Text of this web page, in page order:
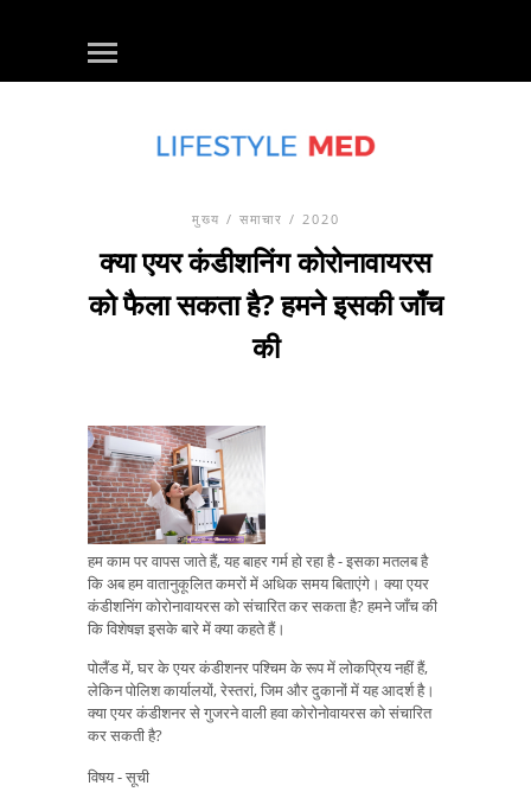
मुख्य / समाचार / 2020
क्या एयर कंडीशनिंग कोरोनावायरस
को फैला सकता है? हमने इसकी जाँच
की
हम काम पर वापस जाते हैं, यह बाहर गर्म हो रहा है - इसका मतलब है
कि अब हम वातानुकूलित कमरों में अधिक समय बिताएंगे। क्या एयर
कंडीशनिंग कोरोनावायरस को संचारित कर सकता है? हमने जाँच की
कि विशेषज्ञ इसके बारे में क्या कहते हैं।
पोलैंड में, घर के एयर कंडीशनर पश्चिम के रूप में लोकप्रिय नहीं हैं,
लेकिन पोलिश कार्यालयों, रेस्तरां, जिम और दुकानों में यह आदर्श है।
क्या एयर कंडीशनर से गुजरने वाली हवा कोरोनोवायरस को संचारित
कर सकती है?
विषय - सूची